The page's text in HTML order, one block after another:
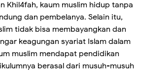
Khil4fah, kaum muslim hidup tanpa
dan pembelanya. Selain itu,
tidak bisa membayangkan dan
keagungan syariat Islam dalam
muslim mendapat pendidikan
berasal dari musuh-musuh